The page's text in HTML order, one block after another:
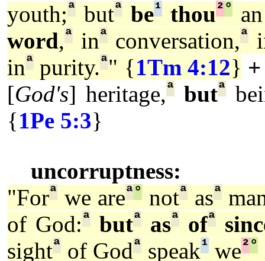
youth;ª butª be¹ thou²°
word,ª inª conversation,ª
inª purity.ª" {1Tm 4:12} +
[God's] heritage,ª butª
{1Pe 5:3}
uncorruptness:
"Forª we areª° notª asª
of God:ª butª asª ofª
sightª of Godª speak¹we²°